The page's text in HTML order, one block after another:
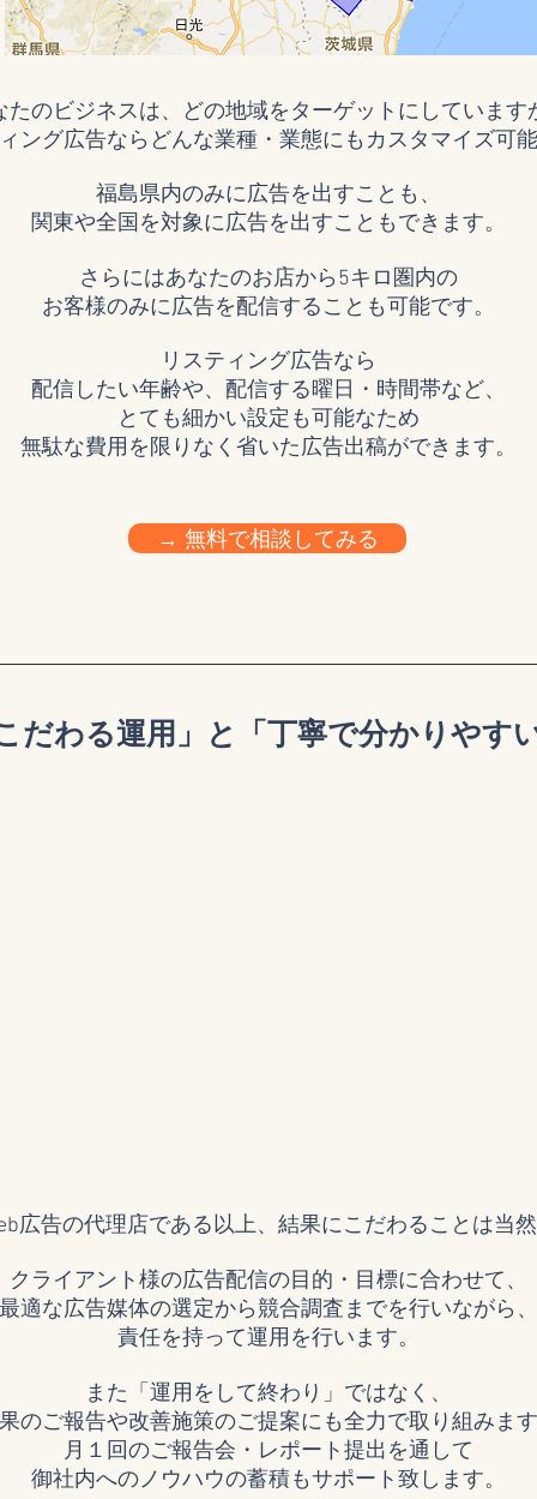
たのビジネスは、どの地域をターゲットにしています
ング広告ならどんな業種・業態にもカスタマイズ可能
福島県内のみに広告を出すことも、
関東や全国を対象に広告を出すこともできます。
さらにはあなたのお店から5キロ圏内の
お客様のみに広告を配信することも可能です。
リスティング広告なら
配信したい年齢や、配信する曜日・時間帯など、
とても細かい設定も可能なため
​無駄な費用を限りなく省いた広告出稿ができます。
→ 無料で相談してみる
だわる運用」と「丁寧で分かりやす
広告の代理店である以上、結果にこだわることは当然
クライアント様の広告配信の目的・目標に合わせて、
適な広告媒体の選定から競合調査までを行いながら、
責任を持って運用を行います。
また「運用をして終わり」ではなく、
のご報告や改善施策のご提案にも全力で取り組みます
月１回のご報告会・レポート提出を通して
御社内へのノウハウの蓄積もサポート致します。